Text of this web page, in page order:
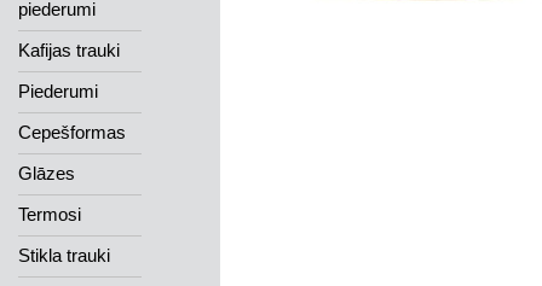
piederumi
Kafijas trauki
Piederumi
Cepešformas
Glāzes
Termosi
Stikla trauki